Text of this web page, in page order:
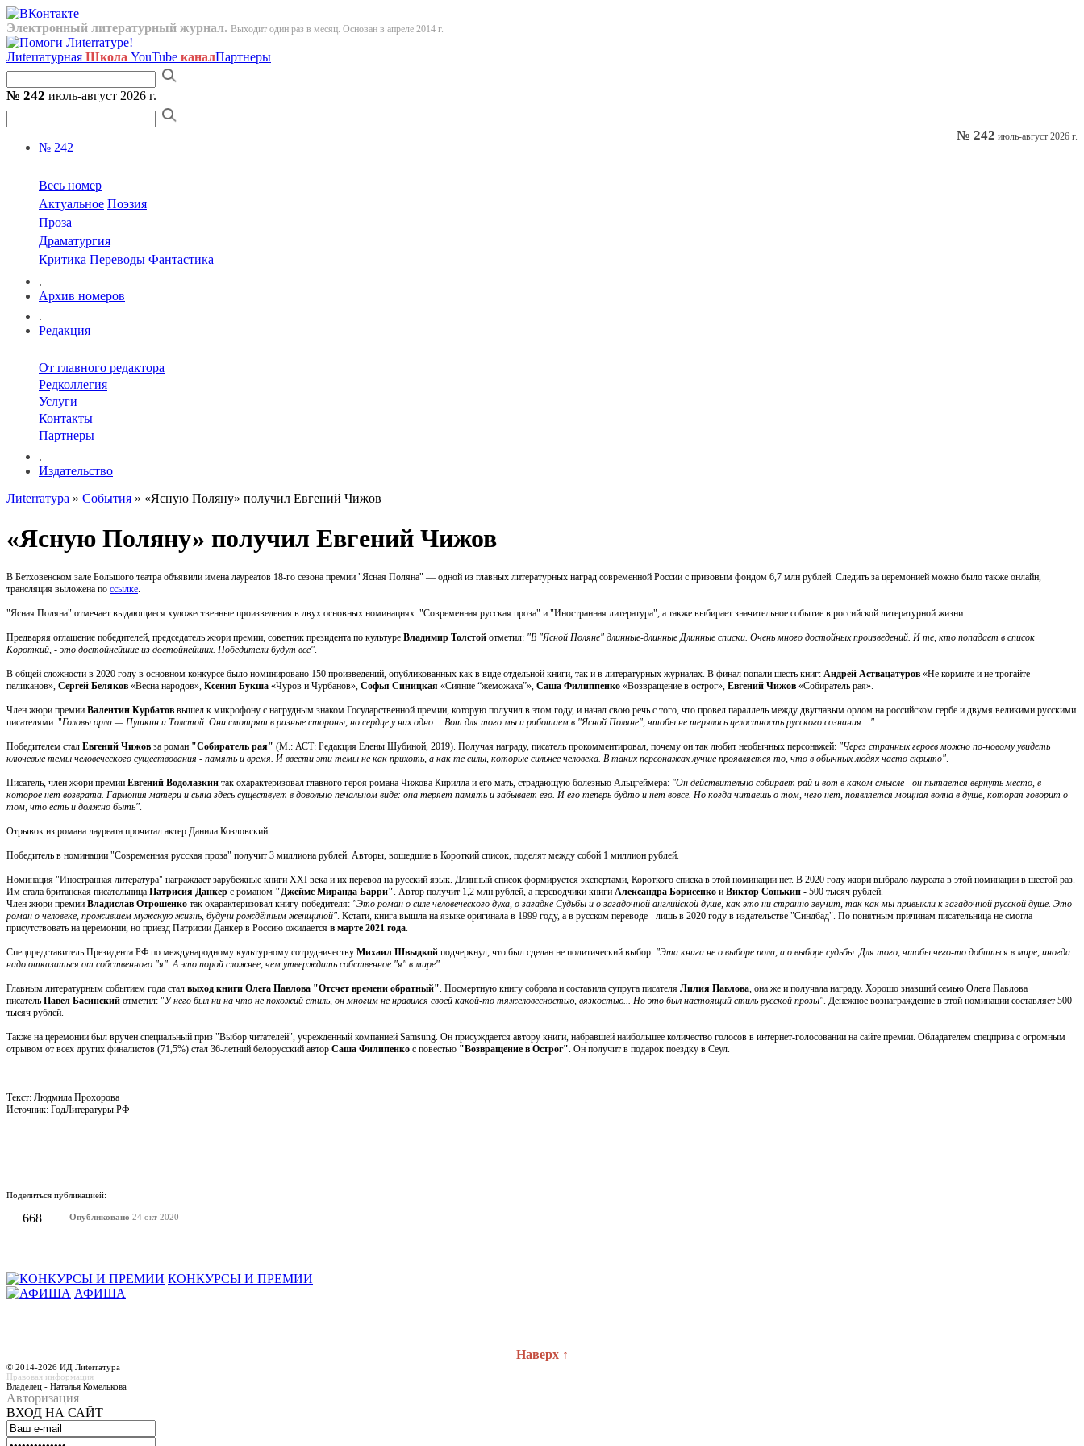
Электронный литературный журнал. Выходит один раз в месяц. Основан в апреле 2014 г.
Лиterraтурная Школа YouTube каналПартнеры
№ 242 июль-август 2026 г.
№ 242
Весь номер
Актуальное Поэзия
Проза
Драматургия
Критика Переводы Фантастика
.
Архив номеров
.
Редакция
От главного редактора
Редколлегия
Услуги
Контакты
Партнеры
.
Издательство
№ 242 июль-август 2026 г.
Лиterraтура » События » «Ясную Поляну» получил Евгений Чижов
«Ясную Поляну» получил Евгений Чижов
В Бетховенском зале Большого театра объявили имена лауреатов 18-го сезона премии "Ясная Поляна" — одной из главных литературных наград современной России с призовым фондом 6,7 млн рублей. Следить за церемонией можно было также онлайн,
трансляция выложена по ссылке.
"Ясная Поляна" отмечает выдающиеся художественные произведения в двух основных номинациях: "Современная русская проза" и "Иностранная литература", а также выбирает значительное событие в российской литературной жизни.
Предваряя оглашение победителей, председатель жюри премии, советник президента по культуре Владимир Толстой отметил: "В "Ясной Поляне" длинные-длинные Длинные списки. Очень много достойных произведений. И те, кто попадает в список
Короткий, - это достойнейшие из достойнейших. Победители будут все".
В общей сложности в 2020 году в основном конкурсе было номинировано 150 произведений, опубликованных как в виде отдельной книги, так и в литературных журналах. В финал попали шесть книг: Андрей Аствацатуров «Не кормите и не трогайте
пеликанов», Сергей Беляков «Весна народов», Ксения Букша «Чуров и Чурбанов», Софья Синицкая «Сияние “жеможаха”», Саша Филиппенко «Возвращение в острог», Евгений Чижов «Собиратель рая».
Член жюри премии Валентин Курбатов вышел к микрофону с нагрудным знаком Государственной премии, которую получил в этом году, и начал свою речь с того, что провел параллель между двуглавым орлом на российском гербе и двумя великими русскими
писателями: "Головы орла — Пушкин и Толстой. Они смотрят в разные стороны, но сердце у них одно… Вот для того мы и работаем в "Ясной Поляне", чтобы не терялась целостность русского сознания…".
Победителем стал Евгений Чижов за роман "Собиратель рая" (М.: АСТ: Редакция Елены Шубиной, 2019). Получая награду, писатель прокомментировал, почему он так любит необычных персонажей: "Через странных героев можно по-новому увидеть
ключевые темы человеческого существования - память и время. И ввести эти темы не как прихоть, а как те силы, которые сильнее человека. В таких персонажах лучше проявляется то, что в обычных людях часто скрыто".
Писатель, член жюри премии Евгений Водолазкин так охарактеризовал главного героя романа Чижова Кирилла и его мать, страдающую болезнью Альцгеймера: "Он действительно собирает рай и вот в каком смысле - он пытается вернуть место, в
которое нет возврата. Гармония матери и сына здесь существует в довольно печальном виде: она теряет память и забывает его. И его теперь будто и нет вовсе. Но когда читаешь о том, чего нет, появляется мощная волна в душе, которая говорит о
том, что есть и должно быть".
Отрывок из романа лауреата прочитал актер Данила Козловский.
Победитель в номинации "Современная русская проза" получит 3 миллиона рублей. Авторы, вошедшие в Короткий список, поделят между собой 1 миллион рублей.
Номинация "Иностранная литература" награждает зарубежные книги XXI века и их перевод на русский язык. Длинный список формируется экспертами, Короткого списка в этой номинации нет. В 2020 году жюри выбрало лауреата в этой номинации в шестой раз.
Им стала британская писательница Патрисия Данкер с романом "Джеймс Миранда Барри". Автор получит 1,2 млн рублей, а переводчики книги Александра Борисенко и Виктор Сонькин - 500 тысяч рублей.
Член жюри премии Владислав Отрошенко так охарактеризовал книгу-победителя: "Это роман о силе человеческого духа, о загадке Судьбы и о загадочной английской душе, как это ни странно звучит, так как мы привыкли к загадочной русской душе. Это
роман о человеке, прожившем мужскую жизнь, будучи рождённым женщиной". Кстати, книга вышла на языке оригинала в 1999 году, а в русском переводе - лишь в 2020 году в издательстве "Синдбад". По понятным причинам писательница не смогла
присутствовать на церемонии, но приезд Патрисии Данкер в Россию ожидается в марте 2021 года.
Спецпредставитель Президента РФ по международному культурному сотрудничеству Михаил Швыдкой подчеркнул, что был сделан не политический выбор. "Эта книга не о выборе пола, а о выборе судьбы. Для того, чтобы чего-то добиться в мире, иногда
надо отказаться от собственного "я". А это порой сложнее, чем утверждать собственное "я" в мире".
Главным литературным событием года стал выход книги Олега Павлова "Отсчет времени обратный". Посмертную книгу собрала и составила супруга писателя Лилия Павлова, она же и получала награду. Хорошо знавший семью Олега Павлова
писатель Павел Басинский отметил: "У него был ни на что не похожий стиль, он многим не нравился своей какой-то тяжеловесностью, вязкостью... Но это был настоящий стиль русской прозы". Денежное вознаграждение в этой номинации составляет 500
тысяч рублей.
Также на церемонии был вручен специальный приз "Выбор читателей", учрежденный компанией Samsung. Он присуждается автору книги, набравшей наибольшее количество голосов в интернет-голосовании на сайте премии. Обладателем спецприза с огромным
отрывом от всех других финалистов (71,5%) стал 36-летний белорусский автор Саша Филипенко с повестью "Возвращение в Острог". Он получит в подарок поездку в Сеул.
Текст: Людмила Прохорова
Источник: ГодЛитературы.РФ
Поделиться публикацией:
668 Опубликовано 24 окт 2020
КОНКУРСЫ И ПРЕМИИ
АФИША
Наверх ↑
© 2014-2026 ИД Лиterraтура
Правовая информация
Владелец - Наталья Комелькова
Авторизация
ВХОД НА САЙТ